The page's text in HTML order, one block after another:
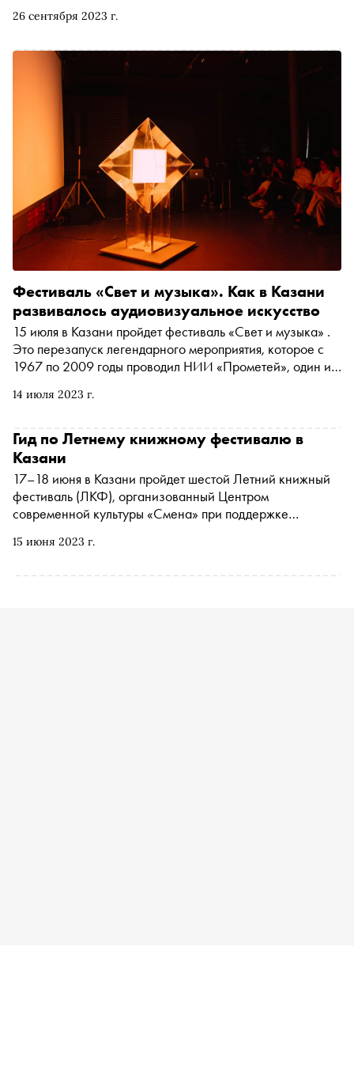
26 сентября 2023 г.
советский инженер Евгений Мурзин еще в 1938 году.
серии «Кто придумал»
14 июля 2023 г.
Фестиваль «Свет и музыка». Как в Казани
развивалось аудиовизуальное искусство
15 июля в Казани пройдет фестиваль «Свет и музыка» .
Это перезапуск легендарного мероприятия, которое с
1967 по 2009 годы проводил НИИ «Прометей», один из
«Сноб» рассказывает, как студенты радиофакультета
устраивали первые в стране аудиовизуальные
перформансы
15 июня 2023 г.
Гид по Летнему книжному фестивалю в
Казани
17–18 июня в Казани пройдет шестой Летний книжный
фестиваль (ЛКФ), организованный Центром
современной культуры «Смена» при поддержке
хороших дел». На книжной ярмарке будут представлены